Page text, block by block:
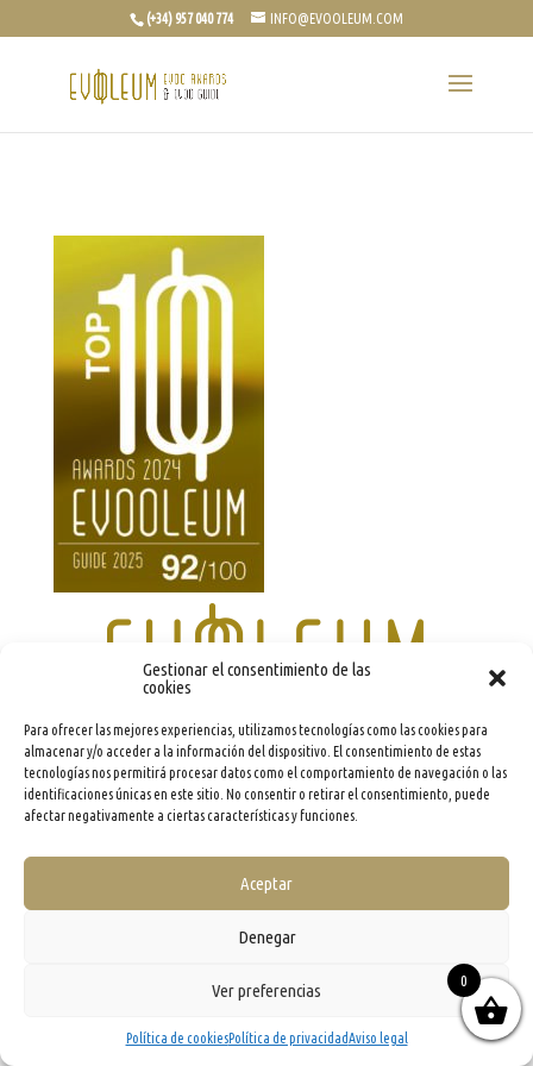
Gestionar el consentimiento de las
cookies
Para ofrecer las mejores experiencias, utilizamos tecnologías como las cookies para
almacenar y/o acceder a la información del dispositivo. El consentimiento de estas
tecnologías nos permitirá procesar datos como el comportamiento de navegación o las
identificaciones únicas en este sitio. No consentir o retirar el consentimiento, puede
afectar negativamente a ciertas características y funciones.
Aceptar
Denegar
Ver preferencias
Política de cookiesPolítica de privacidadAviso legal
(+34) 957 040 774 INFO@EVOOLEUM.COM
info@evooleum.com· Tel. (+34) 957 040 774 · Aviso legal Política de Cookies·
Privacidad
Condiciones generales de contratación
0